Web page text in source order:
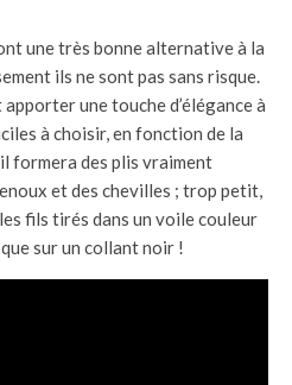
une très bonne alternative à la
ils ne sont pas sans risque.
une touche d’élégance à
à choisir, en fonction de la
formera des plis vraiment
et des chevilles ; trop petit,
fils tirés dans un voile couleur
sur un collant noir !